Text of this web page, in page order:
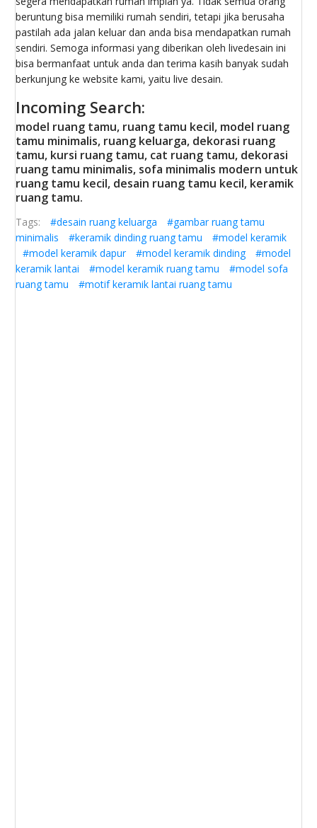
beruntung bisa memiliki rumah sendiri, tetapi jika berusaha
pastilah ada jalan keluar dan anda bisa mendapatkan rumah
sendiri. Semoga informasi yang diberikan oleh livedesain ini
bisa bermanfaat untuk anda dan terima kasih banyak sudah
berkunjung ke website kami, yaitu live desain.
Incoming Search:
model ruang tamu, ruang tamu kecil, model ruang
tamu minimalis, ruang keluarga, dekorasi ruang
tamu, kursi ruang tamu, cat ruang tamu, dekorasi
ruang tamu minimalis, sofa minimalis modern untuk
ruang tamu kecil, desain ruang tamu kecil, keramik
ruang tamu.
Tags: #desain ruang keluarga
#gambar ruang tamu
minimalis
#keramik dinding ruang tamu
#model keramik
#model keramik dapur
#model keramik dinding
#model
keramik lantai
#model keramik ruang tamu
#model sofa
ruang tamu
#motif keramik lantai ruang tamu